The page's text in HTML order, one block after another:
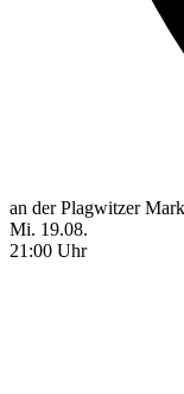
an der Plagwitzer
Mi. 19.08.
21:00 Uhr